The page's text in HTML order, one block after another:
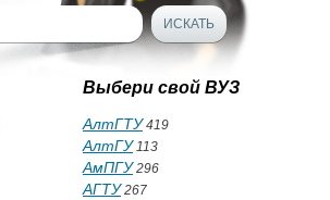
Выбери свой ВУЗ
АлтГТУ419
АлтГУ113
АмПГУ296
АГТУ267